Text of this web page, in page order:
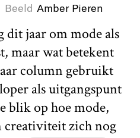
Beeld Amber Pieren
dit jaar om mode als
maar wat betekent
column gebruikt
als uitgangspunt
blik op hoe mode,
zich nog